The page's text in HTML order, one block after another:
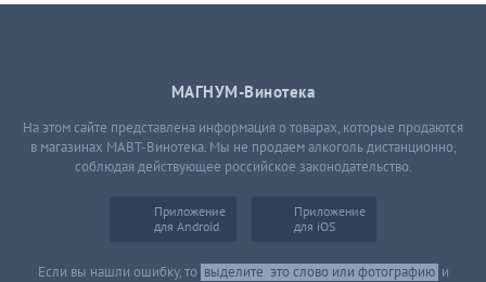
МАГНУМ-Винотека
На этом сайте представлена информация о товарах, которые продаются
в магазинах МАВТ-Винотека. Мы не продаем алкоголь дистанционно,
соблюдая действующее российское законодательство.
Приложение
для Android
Приложение
для iOS
Если вы нашли ошибку, то выделите это слово или фотографию и